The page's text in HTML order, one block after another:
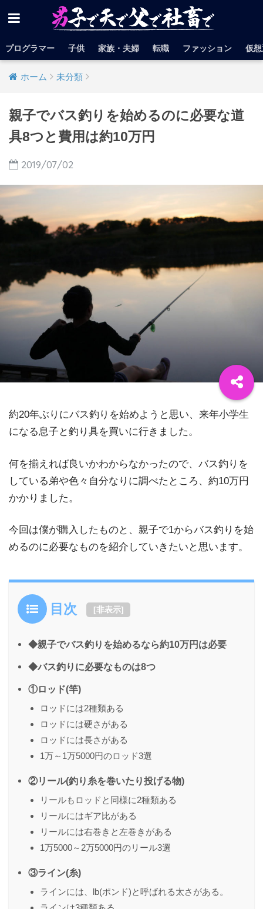
プログラマー 子供 家族・夫婦 転職 ファッション 仮
ホーム 未分類
親子でバス釣りを始めるのに必要な道
具8つと費用は約10万円
2019/07/02
約20年ぶりにバス釣りを始めようと思い、来年小学生
になる息子と釣り具を買いに行きました。
何を揃えれば良いかわからなかったので、バス釣りを
している弟や色々自分なりに調べたところ、約10万円
かかりました。
今回は僕が購入したものと、親子で1からバス釣りを始
めるのに必要なものを紹介していきたいと思います。
目次 [非表示]
◆親子でバス釣りを始めるなら約10万円は必要
◆バス釣りに必要なものは8つ
①ロッド(竿)
ロッドには2種類ある
ロッドには硬さがある
ロッドには長さがある
1万～1万5000円のロッド3選
②リール(釣り糸を巻いたり投げる物)
リールもロッドと同様に2種類ある
リールにはギア比がある
リールには右巻きと左巻きがある
1万5000～2万5000円のリール3選
③ライン(糸)
ラインには、lb(ポンド)と呼ばれる太さがある。